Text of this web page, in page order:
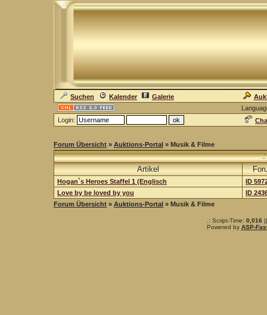
Suchen Kalender Galerie
Login:
Forum Übersicht » Auktions-Portal » Musik & Filme
Artikel
Hogan`s Heroes Staffel 1 (Englisch
ID
Love by be loved by you
ID
Forum Übersicht » Auktions-Portal » Musik & Filme
.: Script-Time: 0,016
Powered by ASP-